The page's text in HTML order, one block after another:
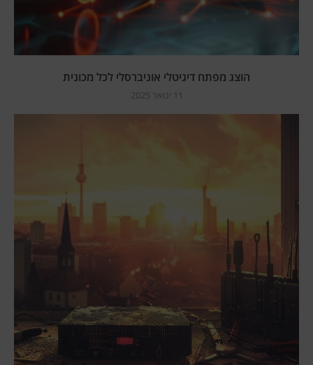
הוצג מפתח דיגיטלי אוניברסלי לכל מכונית
11 ינואר 2025